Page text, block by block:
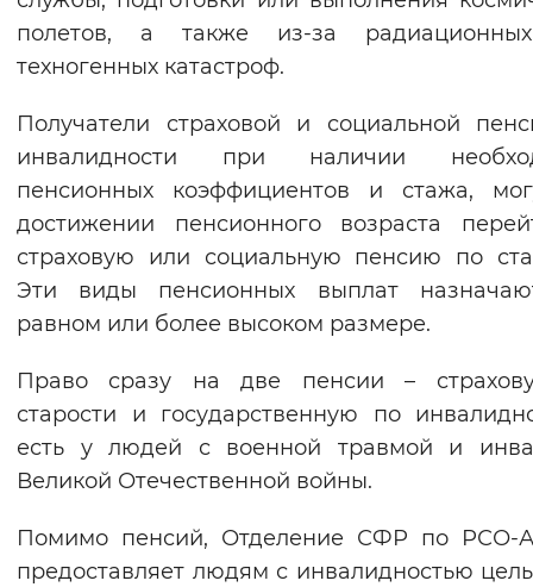
полетов, а также из-за
техногенных катастроф.
Получатели страховой и социальной
инвалидности при наличии
пенсионных коэффициентов и стажа,
достижении пенсионного возраста
страховую или социальную пенсию по
Эти виды пенсионных выплат
равном или более высоком размере.
Право сразу на две пенсии –
старости и государственную по
есть у людей с военной травмой и
Великой Отечественной войны.
Помимо пенсий, Отделение СФР по РСО-
предоставляет людям с инвалидностью